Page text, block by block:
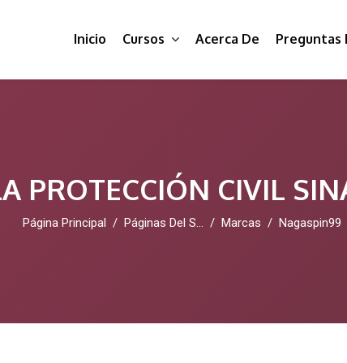
Inicio Cursos Acerca De Preguntas
PROTECCIÓN CIVIL
Página Principal Páginas Del Sitio Marcas Nagaspin99